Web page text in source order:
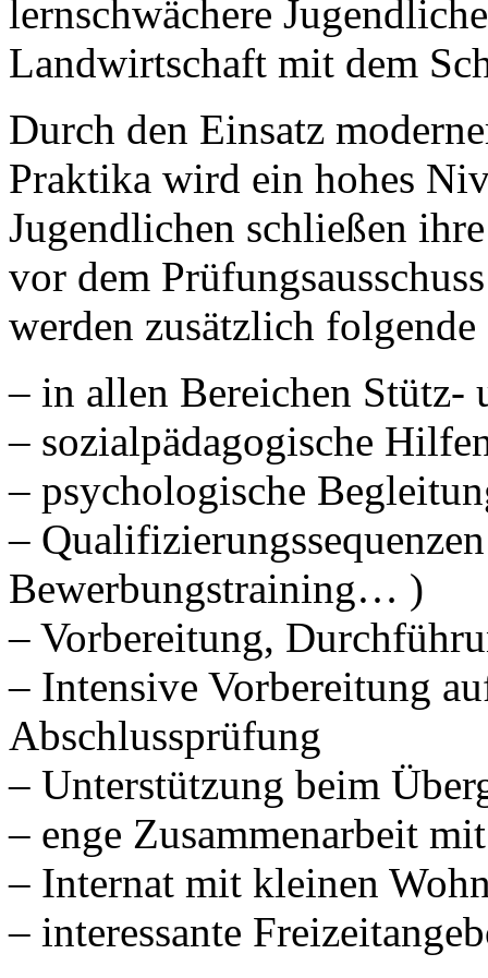
lernschwächere
Landwirtschaft mit dem
Durch den Einsatz
Praktika wird ein hohes
Jugendlichen schließen
vor dem
werden zusätzlich
– in allen Bereichen Stütz-
– sozialpädagogische
– psychologische
–
Bewerbungstraining… )
– Vorbereitung,
– Intensive Vorbereitung
Abschlussprüfung
– Unterstützung beim
– enge Zusammenarbeit
– Internat mit kleinen
– interessante